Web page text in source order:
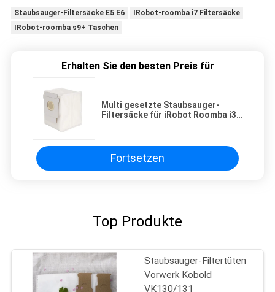
Staubsauger-Filtersäcke E5 E6
IRobot-roomba i7 Filtersäcke
IRobot-roomba s9+ Taschen
Erhalten Sie den besten Preis für
Multi gesetzte Staubsauger-
Filtersäcke für iRobot Roomba i3+
Fortsetzen
Top Produkte
Staubsauger-Filtertüten
Vorwerk Kobold
VK130/131